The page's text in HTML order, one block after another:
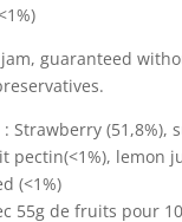
guaranteed
Strawberry (51,8%),
pectin(<1%), lemon
(<1%)
55g de fruits pour